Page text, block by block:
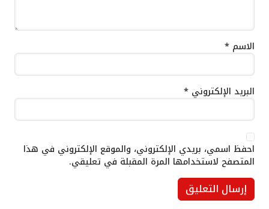
الاسم *
البريد الإلكتروني *
احفظ اسمي، بريدي الإلكتروني، والموقع الإلكتروني في هذا
المتصفح لاستخدامها المرة المقبلة في تعليقي.